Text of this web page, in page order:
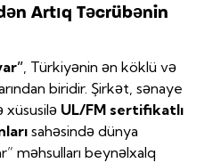
Artıq Təcrübənin
, Türkiyənin ən köklü və
biridir. Şirkət, sənaye
xüsusilə UL/FM sertifikatlı
sahəsində dünya
məhsulları beynəlxalq